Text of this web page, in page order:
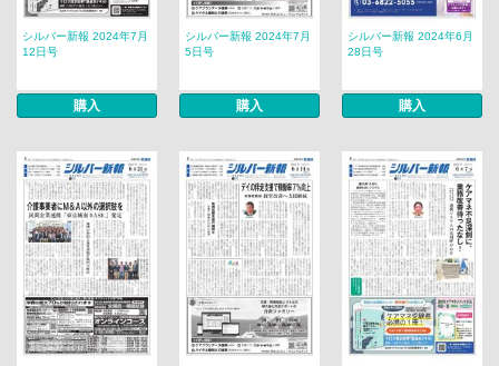
シルバー新報 2024年7月
12日号
購入
シルバー新報 2024年7月
5日号
購入
シルバー新報 2024年6月
28日号
購入